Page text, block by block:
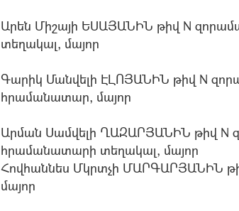
Արեն Միշայի ԵՍԱՅԱՆԻՆ թիվ N
տեղակալ, մայոր
Գարիկ Մանվելի ԷԼՈՅԱՆԻՆ թիվ N
հրամանատար, մայոր
Արման Սամվելի ՂԱԶԱՐՅԱՆԻՆ թիվ N
հրամանատարի տեղակալ, մայոր
Հովհաննես Մկրտչի ՄԱՐԳԱՐՅԱՆԻՆ
մայոր